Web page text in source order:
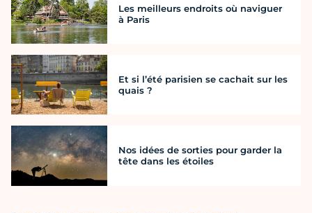
Les meilleurs endroits où naviguer
à Paris
Et si l’été parisien se cachait sur les
quais ?
Nos idées de sorties pour garder la
tête dans les étoiles